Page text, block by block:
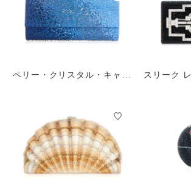
ペリー・クリスタル・キャビ
スリーク